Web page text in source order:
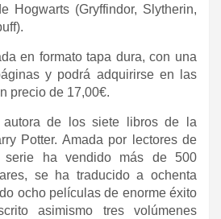
Hogwarts (Gryffindor, Slytherin,
en formato tapa dura, con una
y podrá adquirirse en las
precio de 17,00€.
autora de los siete libros de la
Potter. Amada por lectores de
ha vendido más de 500
se ha traducido a ochenta
ocho películas de enorme éxito
asimismo tres volúmenes